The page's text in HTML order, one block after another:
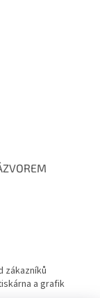
zákazníků
a grafik